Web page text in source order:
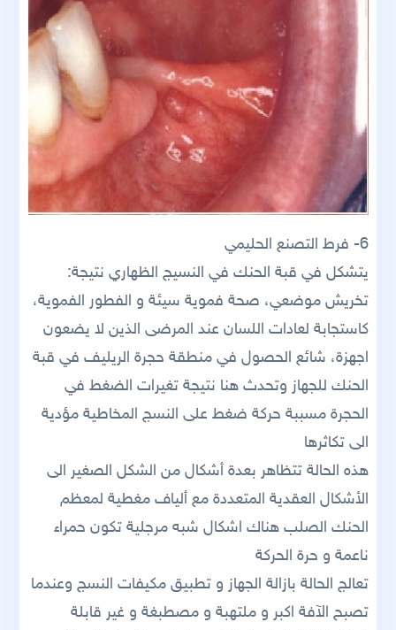
6- فرط التصنع الحليمي
يتشكل في قبة الحنك في النسيج الظهاري نتيجة:
تخريش موضعي، صحة فموية سيئة و الفطور الفموية،
كاستجابة لعادات اللسان عند المرضى الذين لا يضعون
اجهزة، شائع الحصول في منطقة حجرة الريليف في قبة
الحنك للجهاز وتحدث هنا نتيجة تغيرات الضغط في
الحجرة مسببة حركة ضغط على النسج المخاطية مؤدية
الى تكاثرها
هذه الحالة تتظاهر بعدة أشكال من الشكل الصغير الى
الأشكال العقدية المتعددة مع ألياف مغطية لمعظم
الحنك الصلب هناك اشكال شبه مرجلية تكون حمراء
ناعمة و حرة الحركة
تعالج الحالة بازالة الجهاز و تطبيق مكيفات النسج وعندما
تصبح الآفة اكبر و ملتهبة و مصطبغة و غير قابلة